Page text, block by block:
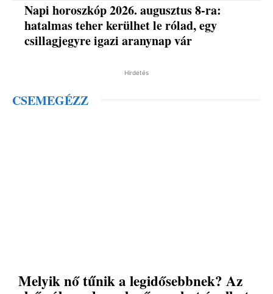
Napi horoszkóp 2026. augusztus 8-ra:
hatalmas teher kerülhet le rólad, egy
csillagjegyre igazi aranynap vár
Hirdetés
CSEMEGÉZZ
Melyik nő tűnik a legidősebbnek? Az